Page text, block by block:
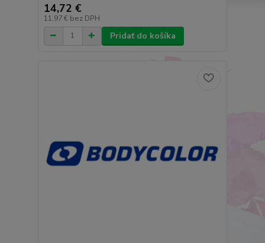
14,72 €
11,97 € bez DPH
Pridať do košíka